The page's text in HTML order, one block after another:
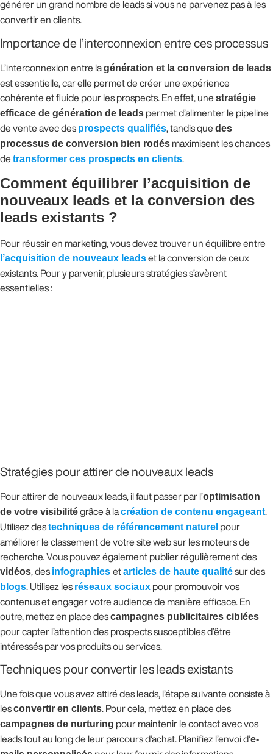
générer un grand nombre de leads si vous ne parvenez pas à les
convertir en clients.
Importance de l’interconnexion entre ces processus
L’interconnexion entre lagénération et la conversion de leads
est essentielle, car elle permet de créer une expérience
cohérente et fluide pour les prospects. En effet, une stratégie
efficace de génération de leads permet d’alimenter le pipeline
de vente avec des prospects qualifiés , tandis que des
processus de conversion bien rodés maximisent les chances
de transformer ces prospects en clients
Comment équilibrer l’acquisition de
nouveaux leads et la conversion des
leads existants ?
Pour réussir en marketing, vous devez trouver un équilibre entre
l’acquisition de nouveaux leadset la conversion de ceux
existants. Pour y parvenir, plusieurs stratégies s’avèrent
essentielles :
Stratégies pour attirer de nouveaux leads
Pour attirer de nouveaux leads, il faut passer par l’optimisation
de votre visibilitégrâce à lacréation de contenu engageant
Utilisez destechniques de référencement naturel pour
améliorer le classement de votre site web sur les moteurs de
recherche. Vous pouvez également publier régulièrement des
vidéos , des infographies etarticles de haute qualitésur des
blogs . Utilisez les réseaux sociaux pour promouvoir vos
contenus et engager votre audience de manière efficace. En
outre, mettez en place descampagnes publicitaires ciblées
pour capter l’attention des prospects susceptibles d’être
intéressés par vos produits ou services.
Techniques pour convertir les leads existants
Une fois que vous avez attiré des leads, l’étape suivante consiste à
lesconvertir en clients . Pour cela, mettez en place des
campagnes de nurturing pour maintenir le contact avec vos
leads tout au long de leur parcours d’achat. Planifiez l’envoi d’e-